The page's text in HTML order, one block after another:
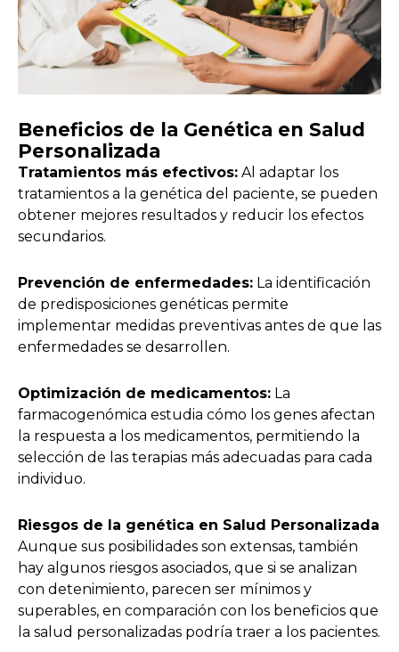
Beneficios de la Genética en Salud
Personalizada
Tratamientos más efectivos: Al adaptar los
tratamientos a la genética del paciente, se pueden
obtener mejores resultados y reducir los efectos
secundarios.
Prevención de enfermedades: La identificación
de predisposiciones genéticas permite
implementar medidas preventivas antes de que las
enfermedades se desarrollen.
Optimización de medicamentos: La
farmacogenómica estudia cómo los genes afectan
la respuesta a los medicamentos, permitiendo la
selección de las terapias más adecuadas para cada
individuo.
Riesgos de la genética en Salud Personalizada
Aunque sus posibilidades son extensas, también
hay algunos riesgos asociados, que si se analizan
con detenimiento, parecen ser mínimos y
superables, en comparación con los beneficios que
la salud personalizadas podría traer a los pacientes.